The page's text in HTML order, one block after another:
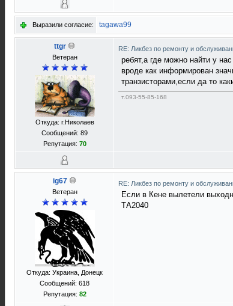
Выразили согласие: tagawa99
ttgr
Ветеран
Откуда: г.Николаев
Сообщений: 89
Репутация: 70
RE: Ликбез по ремонту и
ребят,а где можно найти у
вроде как информирован
транзисторами,если да то
т.093-55-85-168
ig67
Ветеран
Откуда: Украина, Донецк
Сообщений: 618
Репутация: 82
RE: Ликбез по ремонту и
Если в Кене вылетели
ТА2040